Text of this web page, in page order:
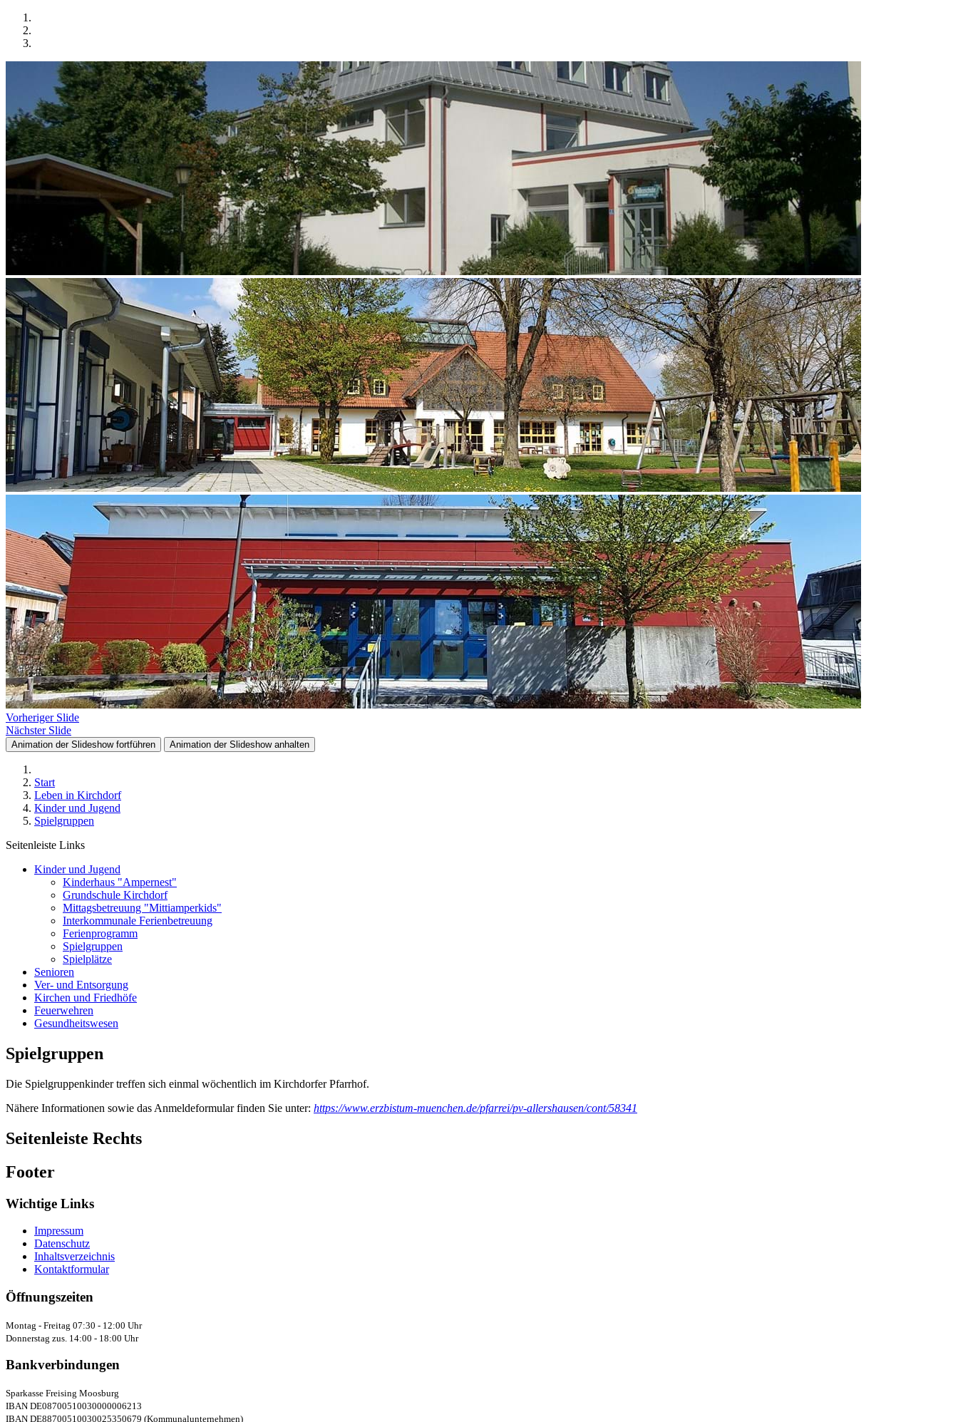
Vorheriger Slide
Nächster Slide
Animation der Slideshow fortführen Animation der Slideshow anhalten
Start
Leben in Kirchdorf
Kinder und Jugend
Spielgruppen
Seitenleiste Links
Kinder und Jugend
Kinderhaus "Ampernest"
Grundschule Kirchdorf
Mittagsbetreuung "Mittiamperkids"
Interkommunale Ferienbetreuung
Ferienprogramm
Spielgruppen
Spielplätze
Senioren
Ver- und Entsorgung
Kirchen und Friedhöfe
Feuerwehren
Gesundheitswesen
Spielgruppen
Die Spielgruppenkinder treffen sich einmal wöchentlich im Kirchdorfer Pfarrhof.
Nähere Informationen sowie das Anmeldeformular finden Sie unter: https://www.erzbistum-muenchen.de/pfarrei/pv-allershausen/cont/58341
Seitenleiste Rechts
Footer
Wichtige Links
Impressum
Datenschutz
Inhaltsverzeichnis
Kontaktformular
Öffnungszeiten
Montag - Freitag 07:30 - 12:00 Uhr
Donnerstag zus. 14:00 - 18:00 Uhr
Bankverbindungen
Sparkasse Freising Moosburg
IBAN DE08700510030000006213
IBAN DE88700510030025350679 (Kommunalunternehmen)